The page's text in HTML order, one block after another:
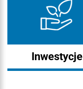
Inwestycje